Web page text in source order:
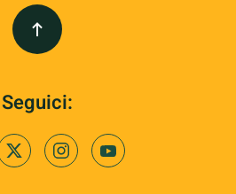
Seguici: